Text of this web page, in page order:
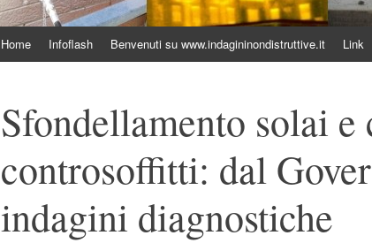
Home Infoflash Benvenuti su www.indagininondistruttive.it Link
Sfondellamento solai e
controsoffitti: dal
indagini diagnostiche